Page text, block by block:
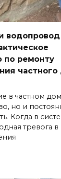
водопровод
по ремонту
частного
в частном
но и
Когда в
тревога в